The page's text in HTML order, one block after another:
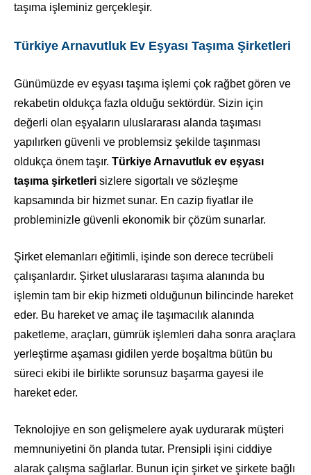
taşıma işleminiz gerçekleşir.
Türkiye Arnavutluk Ev Eşyası Taşıma Şirketleri
Günümüzde ev eşyası taşıma işlemi çok rağbet gören ve
rekabetin oldukça fazla olduğu sektördür. Sizin için
değerli olan eşyaların uluslararası alanda taşıması
yapılırken güvenli ve problemsiz şekilde taşınması
oldukça önem taşır. Türkiye Arnavutluk ev eşyası
taşıma şirketleri sizlere sigortalı ve sözleşme
kapsamında bir hizmet sunar. En cazip fiyatlar ile
probleminizle güvenli ekonomik bir çözüm sunarlar.
Şirket elemanları eğitimli, işinde son derece tecrübeli
çalışanlardır. Şirket uluslararası taşıma alanında bu
işlemin tam bir ekip hizmeti olduğunun bilincinde hareket
eder. Bu hareket ve amaç ile taşımacılık alanında
paketleme, araçları, gümrük işlemleri daha sonra araçlara
yerleştirme aşaması gidilen yerde boşaltma bütün bu
süreci ekibi ile birlikte sorunsuz başarma gayesi ile
hareket eder.
Teknolojiye en son gelişmelere ayak uydurarak müşteri
memnuniyetini ön planda tutar. Prensipli işini ciddiye
alarak çalışma sağlarlar. Bunun için şirket ve şirkete bağlı